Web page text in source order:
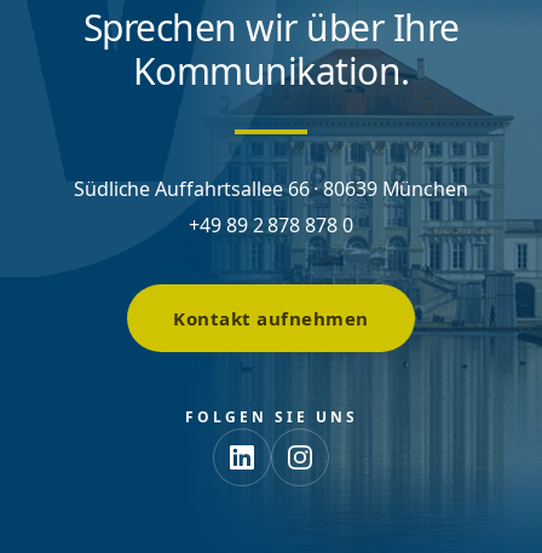
Sprechen wir über Ihre
Kommunikation.
Südliche Auffahrtsallee 66 · 80639 München
+49 89 2 878 878 0
Kontakt aufnehmen
FOLGEN SIE UNS